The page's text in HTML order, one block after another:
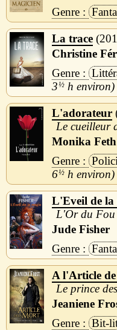
La trace
Christine
3½ h
L'adorateur
Le cueilleur
Monika Feth
6½ h
L'Eveil de la
L'Or du
Jude Fisher
A l'Article
Le prince
Jeaniene
Bit-